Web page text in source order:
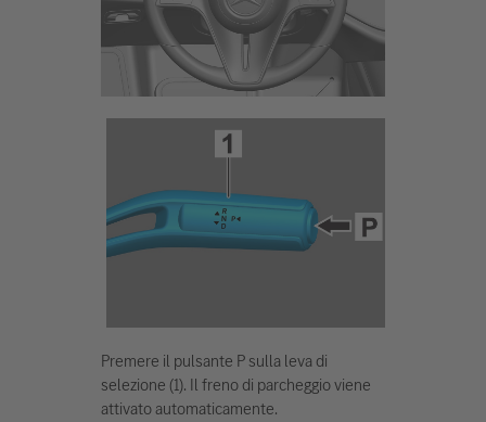
Premere il pulsante P sulla leva di
selezione (1). Il freno di parcheggio viene
attivato automaticamente.